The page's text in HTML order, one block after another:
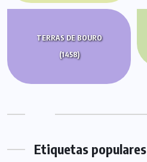
TERRAS DE BOURO
(1458)
Etiquetas populares